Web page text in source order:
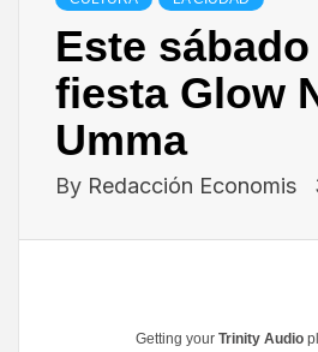
Este
fiesta Glow
Umma
By Redacción Economis
Getting your Trinity Audio